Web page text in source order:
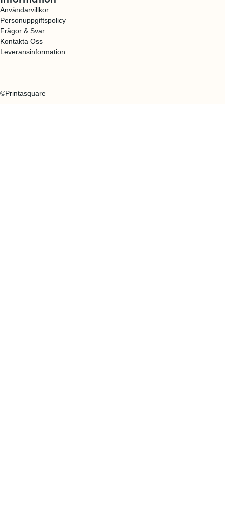
Användarvillkor
Personuppgiftspolicy
Frågor & Svar
Kontakta Oss
Leveransinformation
©Printasquare